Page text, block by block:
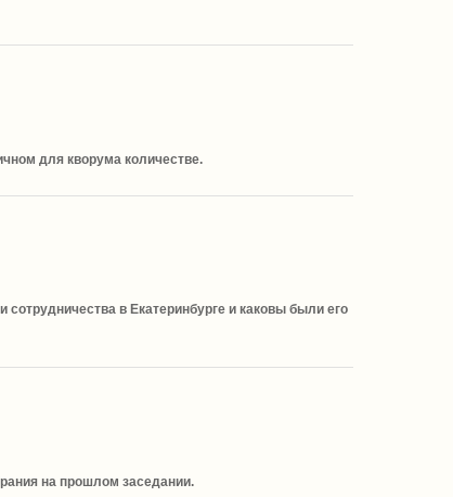
для кворума количестве.
в Екатеринбурге и каковы были его
на прошлом заседании.